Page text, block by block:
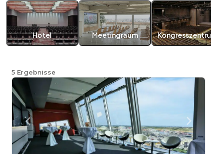
Hotel Meetingraum Kongresszentrum
5 Ergebnisse